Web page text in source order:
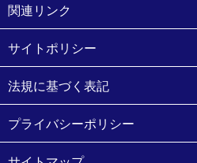
関連リンク
サイトポリシー
法規に基づく表記
プライバシーポリシー